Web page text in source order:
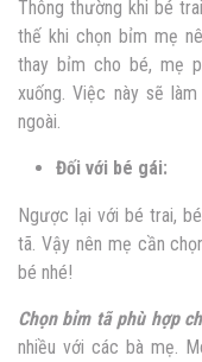
Thông thường khi bé
thế khi chọn bỉm mẹ
thay bỉm cho bé, mẹ
xuống. Việc này sẽ
ngoài.
Đối với bé gái:
Ngược lại với bé trai,
tã. Vậy nên mẹ cần
bé nhé!
Chọn bỉm tã phù hợp
nhiều với các bà mẹ.